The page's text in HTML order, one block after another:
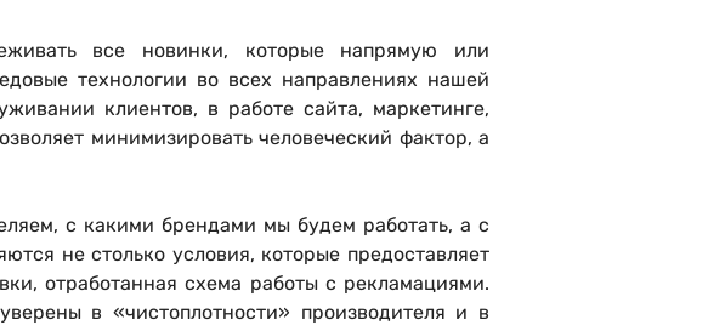
все новинки, которые напрямую или
технологии во всех направлениях нашей
клиентов, в работе сайта, маркетинге,
минимизировать человеческий фактор, а
с какими брендами мы будем работать, а с
не столько условия, которые предоставляет
отработанная схема работы с рекламациями.
в «чистоплотности» производителя и в